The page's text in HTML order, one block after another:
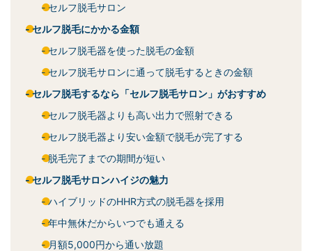
セルフ脱毛サロン
セルフ脱毛にかかる金額
セルフ脱毛器を使った脱毛の金額
セルフ脱毛サロンに通って脱毛するときの金額
セルフ脱毛するなら「セルフ脱毛サロン」がおすすめ
セルフ脱毛器よりも高い出力で照射できる
セルフ脱毛器より安い金額で脱毛が完了する
脱毛完了までの期間が短い
セルフ脱毛サロンハイジの魅力
ハイブリッドのHHR方式の脱毛器を採用
年中無休だからいつでも通える
月額5,000円から通い放題